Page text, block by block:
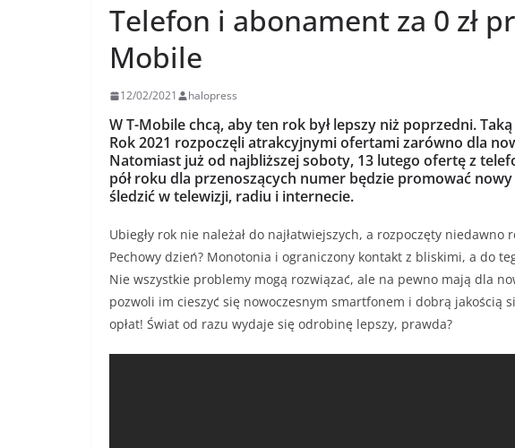
Telefon i abonament za 0 zł
Mobile
12/02/2021 halopress
W T-Mobile chcą, aby ten rok był lepszy niż poprzedni.
Rok 2021 rozpoczęli atrakcyjnymi ofertami zarówno dla
Natomiast już od najbliższej soboty, 13 lutego ofertę z
pół roku dla przenoszących numer będzie promować
śledzić w telewizji, radiu i internecie.
Ubiegły rok nie należał do najłatwiejszych, a rozpoczęty niedawno
Pechowy dzień? Monotonia i ograniczony kontakt z bliskimi, a do
Nie wszystkie problemy mogą rozwiązać, ale na pewno mają dla
pozwoli im cieszyć się nowoczesnym smartfonem i dobrą jakością
opłat! Świat od razu wydaje się odrobinę lepszy, prawda?